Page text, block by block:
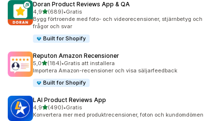
Doran Product Reviews App & QA
4,9av 5 stjärnor
(689)
689 recensioner totalt
•Gratis
Bygg förtroende med foto- och videorecensioner, stjärnbetyg och
frågor och svar
Built for Shopify
Reputon Amazon Recensioner
5,0av 5 stjärnor
(184)
184 recensioner totalt
•Gratis att installera
Importera Amazon-recensioner och visa säljarfeedback
Built for Shopify
LAI Product Reviews App
4,9av 5 stjärnor
(490)
490 recensioner totalt
•Gratis
Konvertera mer med produktrecensioner, foton och kundomdömen